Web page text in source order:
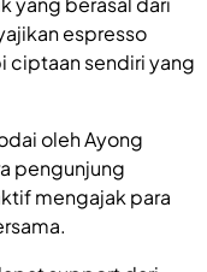
espresso
ciptaan sendiri yang
oleh Ayong
pengunjung
mengajak para